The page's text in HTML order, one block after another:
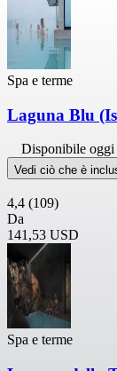
Spa e terme
Laguna Blu
Disponibile oggi
Vedi ciò che è
4,4 (109)
Da
141,53 USD
Spa e terme